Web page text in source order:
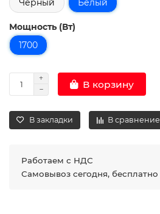
Чёрный
Белый
Мощность (Вт)
1700
В корзину
В закладки В сравнение
Работаем с НДС
Самовывоз сегодня, бесплатно